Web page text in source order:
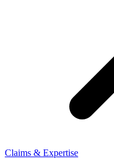
Claims & Expertise